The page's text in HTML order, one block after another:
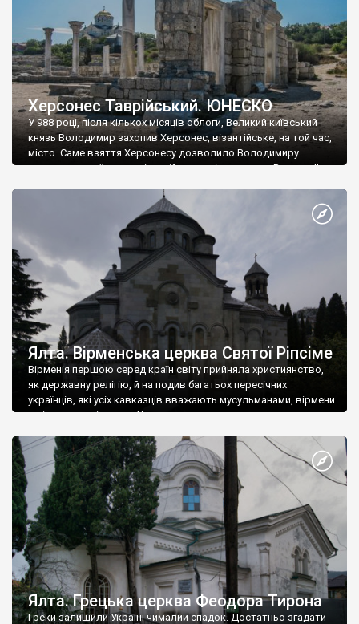
Херсонес Таврійський. ЮНЕСКО
У 988 році, після кількох місяців облоги, Великий київський
князь Володимир захопив Херсонес, візантійське, на той час,
місто. Саме взяття Херсонесу дозволило Володимиру
диктувати свої умови візантійському імператору Василю ІІ, та
Херсонесі Володимир-язичник, став Василем-християнином.
А потім було Хрещення Русі. На честь Херсонесу Таврійського
Ялта. Вірменська церква Святої Ріпсіме
Вірменія першою серед країн світу прийняла християнство,
як державну релігію, й на подив багатьох пересічних
українців, які усіх кавказців вважають мусульманами, вірмени
є відданими вірянами Христа
Ялта. Грецька церква Феодора Тирона
Греки залишили Україні чималий спадок. Достатньо згадати